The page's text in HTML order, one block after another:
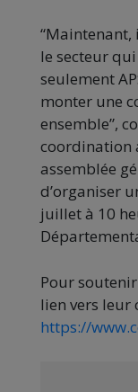
“Maintenant,
le secteur qui
seulement
monter une
ensemble”,
coordination
assemblée
d’organiser
juillet à 10
Pour soutenir
lien vers leur
https://